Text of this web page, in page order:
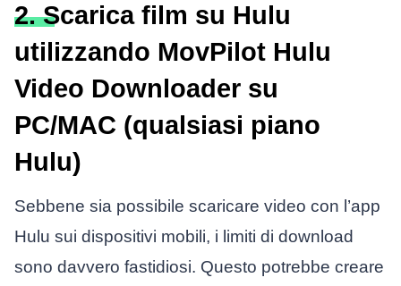
2. Scarica film su Hulu
utilizzando MovPilot Hulu
Video Downloader su
PC/MAC (qualsiasi piano
Hulu)
Sebbene sia possibile scaricare video con l’app
Hulu sui dispositivi mobili, i limiti di download
sono davvero fastidiosi. Questo potrebbe creare